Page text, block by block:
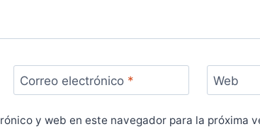
Correo electrónico * Web
y web en este navegador para la próxima